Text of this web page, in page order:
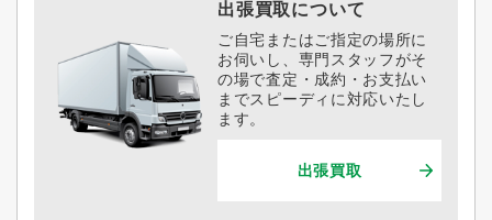
出張買取について
ご自宅またはご指定の場所に
お伺いし、専門スタッフがそ
の場で査定・成約・お支払い
までスピーディに対応いたし
ます。
出張買取